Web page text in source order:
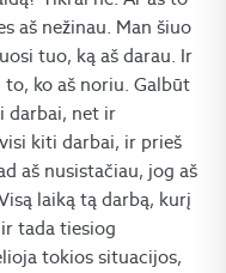
aš nežinau. Man šiuo
tuo, ką aš darau. Ir
ko aš noriu. Galbūt
darbai, net ir
kiti darbai, ir prieš
aš nusistačiau, jog aš
laiką tą darbą, kurį
tada tiesiog
tokios situacijos,